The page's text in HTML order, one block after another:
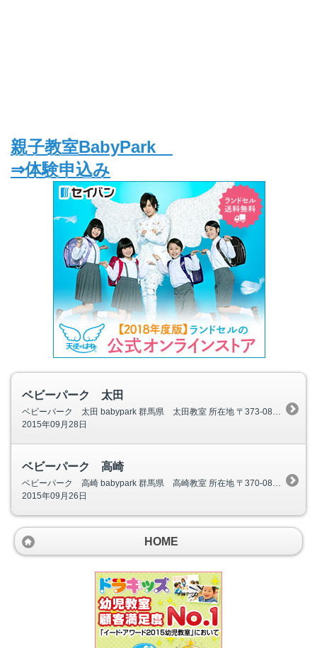
親子教室BabyPark
⇒体験申込み
ベビーパーク 太田
2015年09月28日
ベビーパーク 高崎
2015年09月26日
HOME